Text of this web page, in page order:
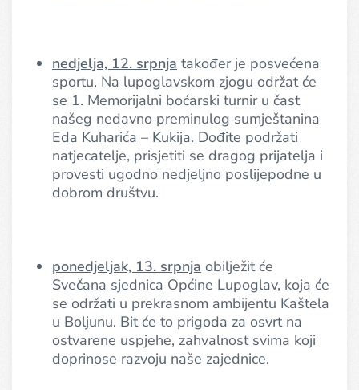
nedjelja, 12. srpnja također je posvećena
sportu. Na lupoglavskom zjogu održat će
se 1. Memorijalni boćarski turnir u čast
našeg nedavno preminulog sumještanina
Eda Kuharića – Kukija. Dođite podržati
natjecatelje, prisjetiti se dragog prijatelja i
provesti ugodno nedjeljno poslijepodne u
dobrom društvu.
ponedjeljak, 13. srpnja obilježit će
Svečana sjednica Općine Lupoglav, koja će
se održati u prekrasnom ambijentu Kaštela
u Boljunu. Bit će to prigoda za osvrt na
ostvarene uspjehe, zahvalnost svima koji
doprinose razvoju naše zajednice.